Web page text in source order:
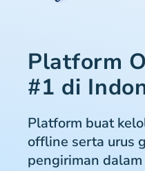
Platform
#1 di
Platform buat
offline serta urus
pengiriman